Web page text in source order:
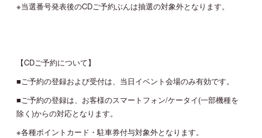
※当選番号発表後のCDご予約ぶんは抽選の対象外となります。
【CDご予約について】
■ご予約の登録および受付は、当日イベント会場のみ有効です。
■ご予約の登録は、お客様のスマートフォン/ケータイ(一部機種を
除く)からの対応となります。
※各種ポイントカード・駐車券付与対象外となります。